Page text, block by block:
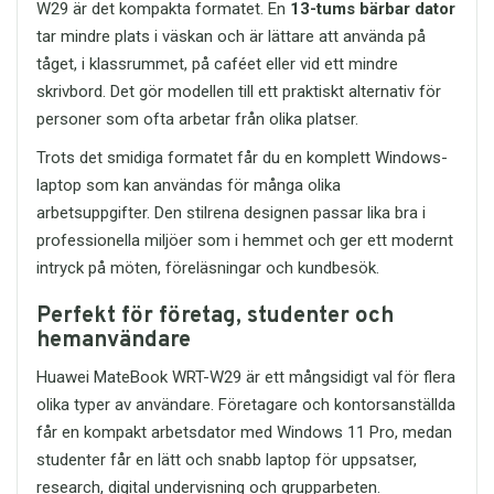
Ergonomisk expertis för
smidigt arbetande
Vid längre arbetspass är det viktigt att
tänka på ergonomin.
därför designat tangentbordet och
musen med användarens bekvämlighet
stöder en naturlig handposition, och
tangentbordets låga profil ger en
avslappnad handställning som
förebygger trötthet. Detta gör att du kan
arbeta längre och mer produktivt utan
att kompromissa med hälsa och
Enhetlig och pålitlig kvalitet
Tack vareeStuff's fokus på
i vetskapen om attG220levererar
konsekventa resultat oavsett
intensiteten på ditt arbete. Varje
knapptryck är designad för att prestera
lagring
Tekniska specifikationer
Produkt:
Kingston
DataTraveler Exodia M USB
flashdrive
Kapacitet:64GB
Gränssnitt:USB 3.2 Gen 1
Kompatibilitet:
Bakåtkompatibel med USB 2.0
Mått:67,4 mm × 21,8 mm ×
11,6 mm
Vikt:cirka 10 gram
Operativsystem:
Windows,
macOS, Linux och Chrome OS
Användning:
filöverföring och backup
Ett smart val för säker och
smidig lagring
Kingston DataTraveler Exodia M USB 3.2
64GB är ett idealiskt USB-minne för dig
användning
Universell 3,5 mm-anslutning
Kompatibel med dator, laptop,
mobil och surfplatta
Robust konstruktion för daglig
användning
Perfekt för arbete, studier,
gaming och multimedia
Mycket bra pris–prestanda-
förhållande
Beställ ditt SOLID HT-HD212
Om du letar efter ettpålitligt
stereoheadset med mikrofon
kompatibilitet ärSOLID Stereo
Headset med mikrofon HT-HD212 ett
utmärkt val. Det är ett prisvärt headset
som fungerar perfekt för både arbete,
studier och underhållning.
W29 är det kompakta formatet. En 13-tums bärbar dator
tar mindre plats i väskan och är lättare att använda på
tåget, i klassrummet, på caféet eller vid ett mindre
skrivbord. Det gör modellen till ett praktiskt alternativ för
personer som ofta arbetar från olika platser.
Trots det smidiga formatet får du en komplett Windows-
laptop som kan användas för många olika
arbetsuppgifter. Den stilrena designen passar lika bra i
professionella miljöer som i hemmet och ger ett modernt
intryck på möten, föreläsningar och kundbesök.
Perfekt för företag, studenter och
hemanvändare
Huawei MateBook WRT-W29 är ett mångsidigt val för flera
olika typer av användare. Företagare och kontorsanställda
får en kompakt arbetsdator med Windows 11 Pro, medan
studenter får en lätt och snabb laptop för uppsatser,
research, digital undervisning och grupparbeten.